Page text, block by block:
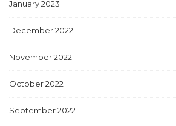
January 2023
December 2022
November 2022
October 2022
September 2022